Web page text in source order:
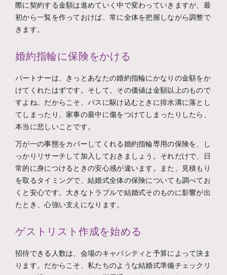
際に契約する金額は進めていく中で変わっていきますが、最
初から一覧を作っておけば、常に全体を把握しながら調整で
きます。
婚約指輪に保険をかける
パートナーは、きっとあなたの婚約指輪にかなりの金額をか
けてくれたはずです。そして、その価値は金額以上のもので
すよね。だからこそ、バスに駆け込むときに排水溝に落とし
てしまったり、家事の最中に傷をつけてしまったりしたら、
本当に悲しいことです。
万が一の事態をカバーしてくれる婚約指輪専用の保険を、し
っかりリサーチして加入しておきましょう。それだけで、日
常的に身につけるときの安心感が違います。また、見積もり
を取るタイミングで、結婚式全体の保険についても調べてお
くと安心です。大きなトラブルで結婚式そのものに影響が出
たとき、心強い支えになります。
ゲストリスト作成を始める
招待できる人数は、会場のキャパシティと予算によって決ま
ります。だからこそ、私たちのような結婚式準備チェックリ